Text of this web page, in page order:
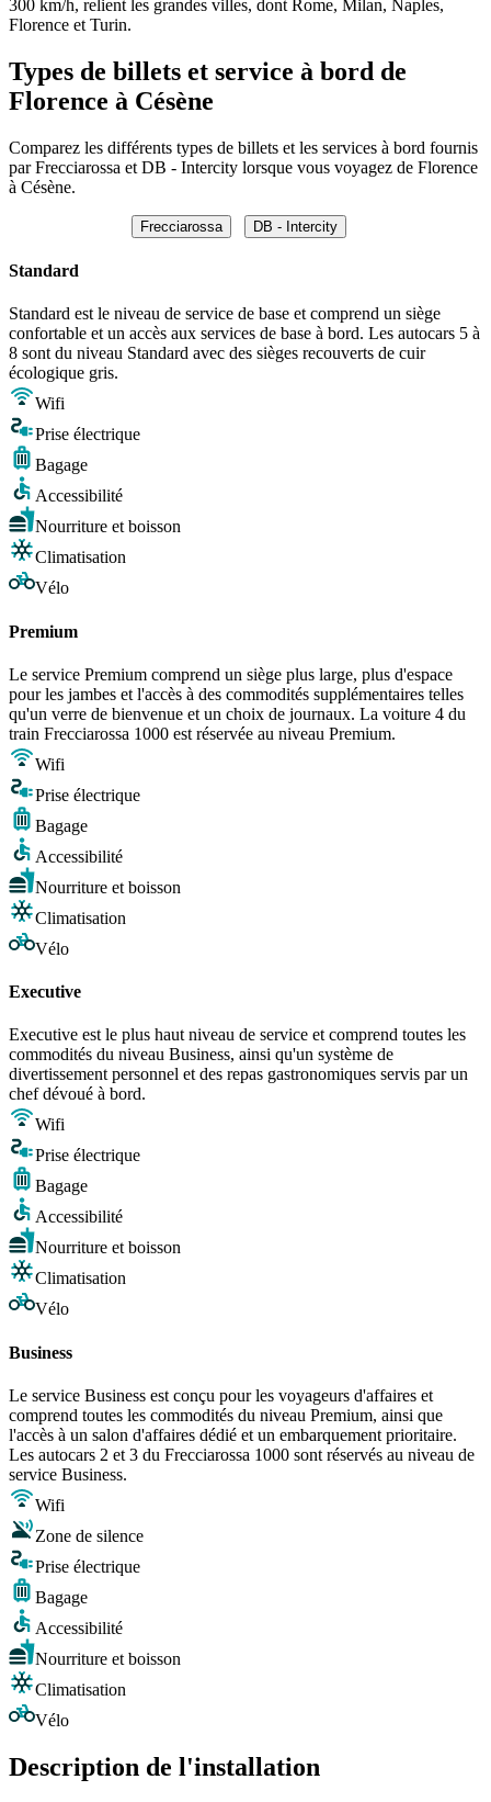
300 km/h, relient les grandes villes, dont Rome, Milan, Naples,
Florence et Turin.
Types de billets et service à bord de
Florence à Césène
Comparez les différents types de billets et les services à bord fournis
par Frecciarossa et DB - Intercity lorsque vous voyagez de Florence
à Césène.
Frecciarossa DB - Intercity
Standard
Standard est le niveau de service de base et comprend un siège
confortable et un accès aux services de base à bord. Les autocars 5 à
8 sont du niveau Standard avec des sièges recouverts de cuir
écologique gris.
Wifi
Prise électrique
Bagage
Accessibilité
Nourriture et boisson
Climatisation
Vélo
Premium
Le service Premium comprend un siège plus large, plus d'espace
pour les jambes et l'accès à des commodités supplémentaires telles
qu'un verre de bienvenue et un choix de journaux. La voiture 4 du
train Frecciarossa 1000 est réservée au niveau Premium.
Wifi
Prise électrique
Bagage
Accessibilité
Nourriture et boisson
Climatisation
Vélo
Executive
Executive est le plus haut niveau de service et comprend toutes les
commodités du niveau Business, ainsi qu'un système de
divertissement personnel et des repas gastronomiques servis par un
chef dévoué à bord.
Wifi
Prise électrique
Bagage
Accessibilité
Nourriture et boisson
Climatisation
Vélo
Business
Le service Business est conçu pour les voyageurs d'affaires et
comprend toutes les commodités du niveau Premium, ainsi que
l'accès à un salon d'affaires dédié et un embarquement prioritaire.
Les autocars 2 et 3 du Frecciarossa 1000 sont réservés au niveau de
service Business.
Wifi
Zone de silence
Prise électrique
Bagage
Accessibilité
Nourriture et boisson
Climatisation
Vélo
Description de l'installation